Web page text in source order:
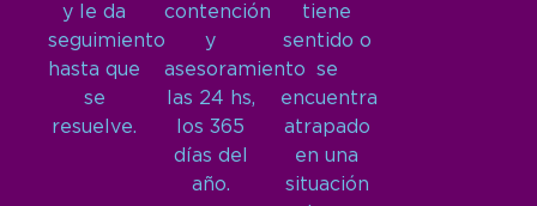
y le da
seguimiento
hasta que
se
resuelve.
contención
y
asesoramiento
las 24 hs,
los 365
días del
año.
tiene
sentido o
se
encuentra
atrapado
en una
situación